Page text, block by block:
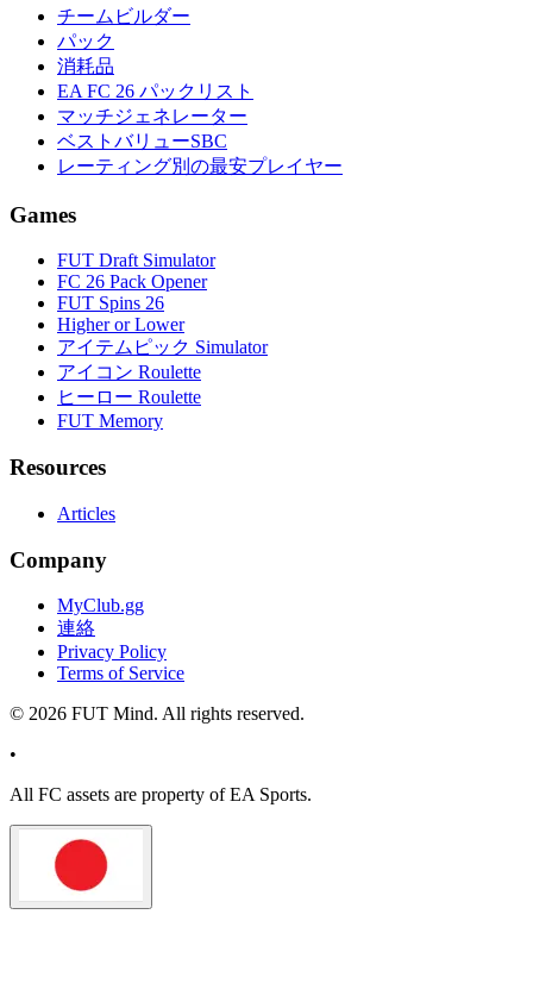
チームビルダー
パック
消耗品
EA FC 26 パックリスト
マッチジェネレーター
ベストバリューSBC
レーティング別の最安プレイヤー
Games
FUT Draft Simulator
FC 26 Pack Opener
FUT Spins 26
Higher or Lower
アイテムピック Simulator
アイコン Roulette
ヒーロー Roulette
FUT Memory
Resources
Articles
Company
MyClub.gg
連絡
Privacy Policy
Terms of Service
© 2026 FUT Mind. All rights reserved.
•
All FC assets are property of EA Sports.